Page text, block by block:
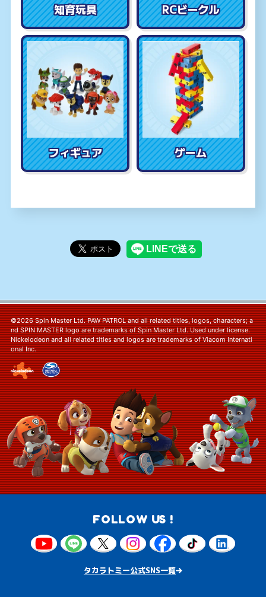
知育玩具 RCビークル
フィギュア ゲーム
©2026 Spin Master Ltd. PAW PATROL and all related titles, logos, characters; a
nd SPIN MASTER logo are trademarks of Spin Master Ltd. Used under license.
Nickelodeon and all related titles and logos are trademarks of Viacom Internati
onal Inc.
FOLLOW US !
タカラトミー公式SNS一覧